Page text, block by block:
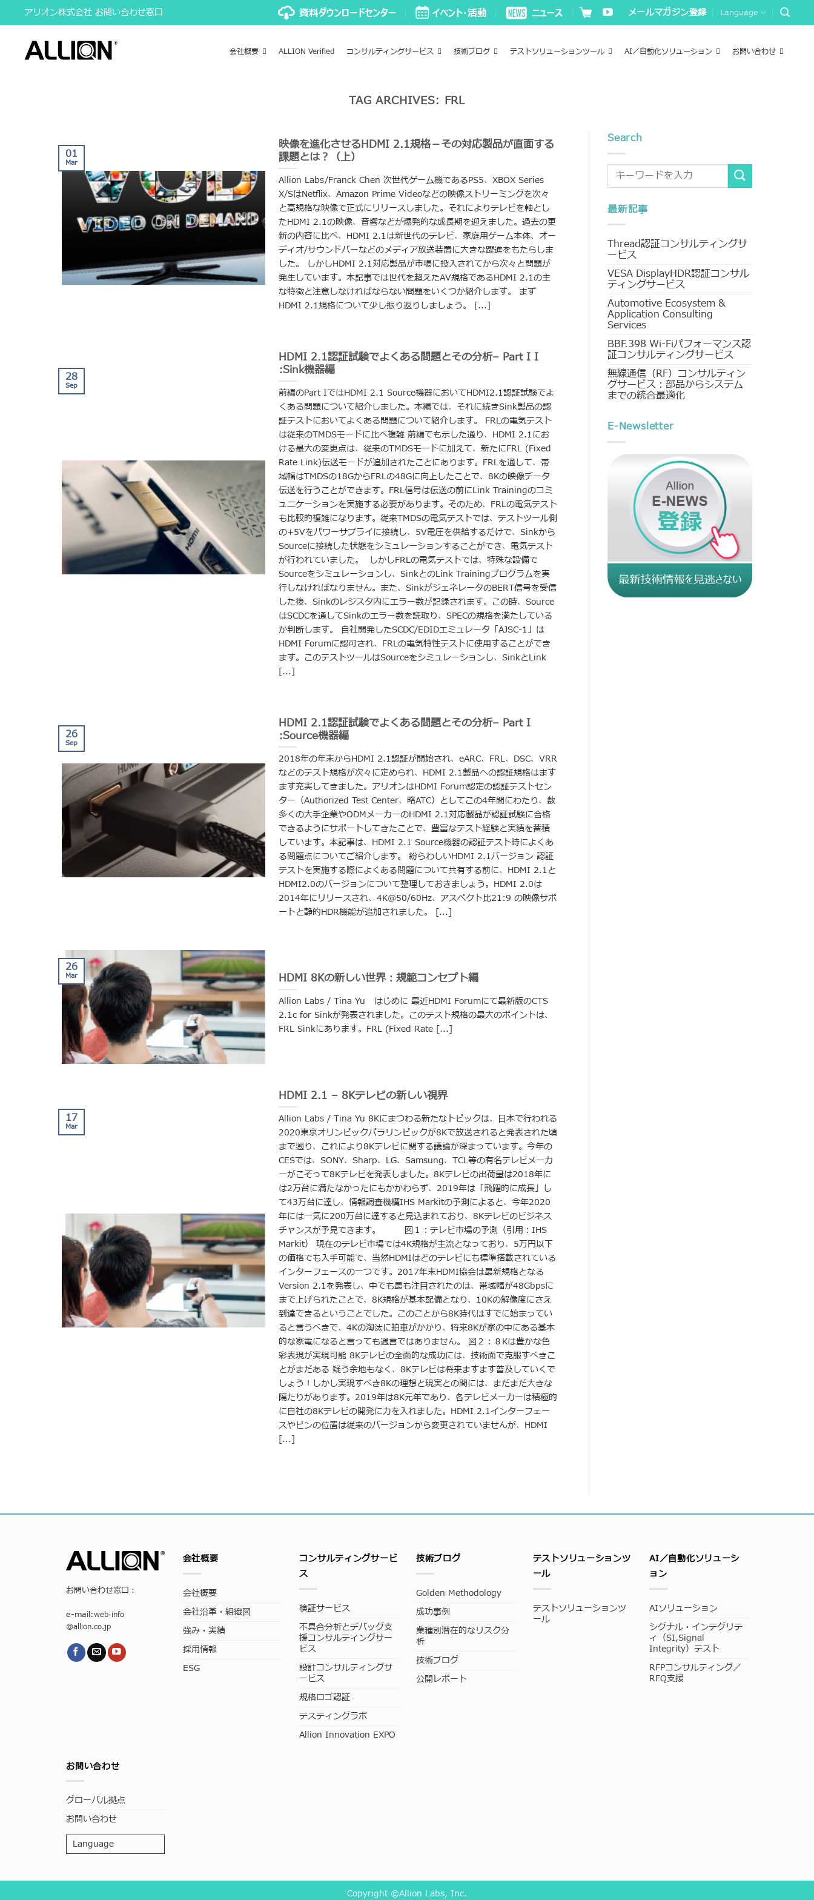
to
content
アリオン株式会社 お問い合わせ窓口 メールマガジン登録 Language
会社概要 ALLION Verified コンサルティングサービス 技術ブログ テストソリューションツール AI／自動化ソリューション お問い合わせ
TAG ARCHIVES: FRL
映像を進化させるHDMI 2.1規格－その対応製品が直面する
課題とは？（上）
Allion Labs/Franck Chen 次世代ゲーム機であるPS5、XBOX Series
X/SはNetflix、Amazon Prime Videoなどの映像ストリーミングを次々
と高規格な映像で正式にリリースしました。それによりテレビを軸とし
たHDMI 2.1の映像、音響などが爆発的な成長期を迎えました。過去の更
新の内容に比べ、HDMI 2.1は新世代のテレビ、家庭用ゲーム本体、オー
ディオ/サウンドバーなどのメディア放送装置に大きな躍進をもたらしま
した。 しかしHDMI 2.1対応製品が市場に投入されてから次々と問題が
発生しています。本記事では世代を超えたAV規格であるHDMI 2.1の主
な特徴と注意しなければならない問題をいくつか紹介します。 まず
HDMI 2.1規格について少し振り返りしましょう。 [...]
01
Mar
HDMI 2.1認証試験でよくある問題とその分析– Part I I
:Sink機器編
前編のPart IではHDMI 2.1 Source機器においてHDMI2.1認証試験でよ
くある問題について紹介しました。本編では、それに続きSink製品の認
証テストにおいてよくある問題について紹介します。 FRLの電気テスト
は従来のTMDSモードに比べ複雑 前編でも示した通り、HDMI 2.1にお
ける最大の変更点は、従来のTMDSモードに加えて、新たにFRL (Fixed
Rate Link)伝送モードが追加されたことにあります。FRLを通して、帯
域幅はTMDSの18GからFRLの48Gに向上したことで、8Kの映像データ
伝送を行うことができます。FRL信号は伝送の前にLink Trainingのコミ
ュニケーションを実施する必要があります。そのため、FRLの電気テスト
も比較的複雑になります。従来TMDSの電気テストでは、テストツール側
の+5Vをパワーサプライに接続し、5V電圧を供給するだけで、Sinkから
Sourceに接続した状態をシミュレーションすることができ、電気テスト
が行われていました。 しかしFRLの電気テストでは、特殊な設備で
Sourceをシミュレーションし、SinkとのLink Trainingプログラムを実
行しなければなりません。また、SinkがジェネレータのBERT信号を受信
した後、Sinkのレジスタ内にエラー数が記録されます。この時、Source
はSCDCを通してSinkのエラー数を読取り、SPECの規格を満たしている
か判断します。 自社開発したSCDC/EDIDエミュレータ「AJSC-1」は
HDMI Forumに認可され、FRLの電気特性テストに使用することができ
ます。このテストツールはSourceをシミュレーションし、SinkとLink
[...]
28
Sep
HDMI 2.1認証試験でよくある問題とその分析– Part I
:Source機器編
2018年の年末からHDMI 2.1認証が開始され、eARC、FRL、DSC、VRR
などのテスト規格が次々に定められ、HDMI 2.1製品への認証規格はます
ます充実してきました。アリオンはHDMI Forum認定の認証テストセン
ター（Authorized Test Center、略ATC）としてこの4年間にわたり、数
多くの大手企業やODMメーカーのHDMI 2.1対応製品が認証試験に合格
できるようにサポートしてきたことで、豊富なテスト経験と実績を蓄積
しています。本記事は、HDMI 2.1 Source機器の認証テスト時によくあ
る問題点についてご紹介します。 紛らわしいHDMI 2.1バージョン 認証
テストを実施する際によくある問題について共有する前に、HDMI 2.1と
HDMI2.0のバージョンについて整理しておきましょう。HDMI 2.0は
2014年にリリースされ、4K@50/60Hz、アスペクト比21:9 の映像サポ
ートと静的HDR機能が追加されました。 [...]
26
Sep
HDMI 8Kの新しい世界：規範コンセプト編
Allion Labs / Tina Yu はじめに 最近HDMI Forumにて最新版のCTS
2.1c for Sinkが発表されました。このテスト規格の最大のポイントは、
FRL Sinkにあります。FRL (Fixed Rate [...]
26
Mar
HDMI 2.1 – 8Kテレビの新しい視界
Allion Labs / Tina Yu 8Kにまつわる新たなトピックは、日本で行われる
2020東京オリンピックパラリンピックが8Kで放送されると発表された頃
まで遡り、これにより8Kテレビに関する議論が深まっています。今年の
CESでは、SONY、Sharp、LG、Samsung、TCL等の有名テレビメーカ
ーがこぞって8Kテレビを発表しました。8Kテレビの出荷量は2018年に
は2万台に満たなかったにもかかわらず、2019年は「飛躍的に成長」し
て43万台に達し、情報調査機構IHS Markitの予測によると、今年2020
年には一気に200万台に達すると見込まれており、8Kテレビのビジネス
チャンスが予見できます。 図１：テレビ市場の予測（引用：IHS
Markit） 現在のテレビ市場では4K規格が主流となっており、5万円以下
の価格でも入手可能で、当然HDMIはどのテレビにも標準搭載されている
インターフェースの一つです。2017年末HDMI協会は最新規格となる
Version 2.1を発表し、中でも最も注目されたのは、帯域幅が48Gbpsに
まで上げられたことで、8K規格が基本配備となり、10Kの解像度にさえ
到達できるということでした。このことから8K時代はすでに始まってい
ると言うべきで、4Kの淘汰に拍車がかかり、将来8Kが家の中にある基本
的な家電になると言っても過言ではありません。 図２：８Kは豊かな色
彩表現が実現可能 8Kテレビの全面的な成功には、技術面で克服すべきこ
とがまだある 疑う余地もなく、8Kテレビは将来ますます普及していくで
しょう！しかし実現すべき8Kの理想と現実との間には、まだまだ大きな
隔たりがあります。2019年は8K元年であり、各テレビメーカーは積極的
に自社の8Kテレビの開発に力を入れました。HDMI 2.1インターフェー
スやピンの位置は従来のバージョンから変更されていませんが、HDMI
[...]
17
Mar
Search
最新記事
Thread認証コンサルティングサ
ービス
VESA DisplayHDR認証コンサル
ティングサービス
Automotive Ecosystem &
Application Consulting
Services
BBF.398 Wi-Fiパフォーマンス認
証コンサルティングサービス
無線通信（RF）コンサルティン
グサービス：部品からシステム
までの統合最適化
E-Newsletter
お問い合わせ窓口：
e-mail:web-info
@allion.co.jp
会社概要
会社概要
会社沿革・組織図
強み・実績
採用情報
ESG
コンサルティングサービ
ス
検証サービス
不具合分析とデバッグ支
援コンサルティングサー
ビス
設計コンサルティングサ
ービス
規格ロゴ認証
テスティングラボ
Allion Innovation EXPO
技術ブログ
Golden Methodology
成功事例
業種別潜在的なリスク分
析
技術ブログ
公開レポート
テストソリューションツ
ール
テストソリューションツ
ール
AI／自動化ソリューシ
ョン
AIソリューション
シグナル・インテグリテ
ィ（SI,Signal
Integrity）テスト
RFPコンサルティング／
RFQ支援
お問い合わせ
グローバル拠点
お問い合わせ
Language
Copyright ©Allion Labs, Inc.